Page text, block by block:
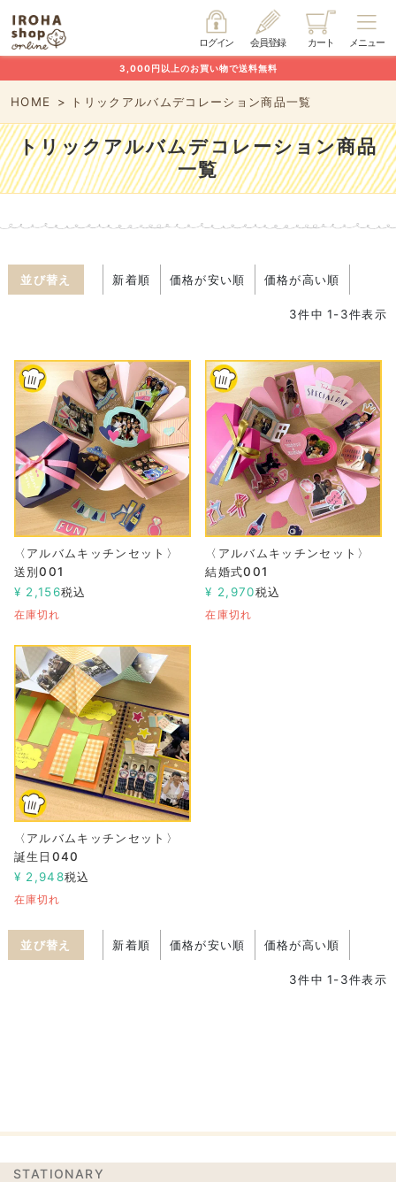
メニュー
カート
会員登録
ログイン
3,000円以上のお買い物で送料無料
HOME トリックアルバムデコレーション商品一覧
トリックアルバムデコレーション商品
一覧
並び替え 新着順 価格が安い順 価格が高い順
3件中 1-3件表示
〈アルバムキッチンセット〉
送別001
¥ 2,156税込
在庫切れ
〈アルバムキッチンセット〉
結婚式001
¥ 2,970税込
在庫切れ
〈アルバムキッチンセット〉
誕生日040
¥ 2,948税込
在庫切れ
並び替え 新着順 価格が安い順 価格が高い順
3件中 1-3件表示
STATIONARY